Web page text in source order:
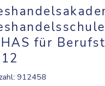
für
912458